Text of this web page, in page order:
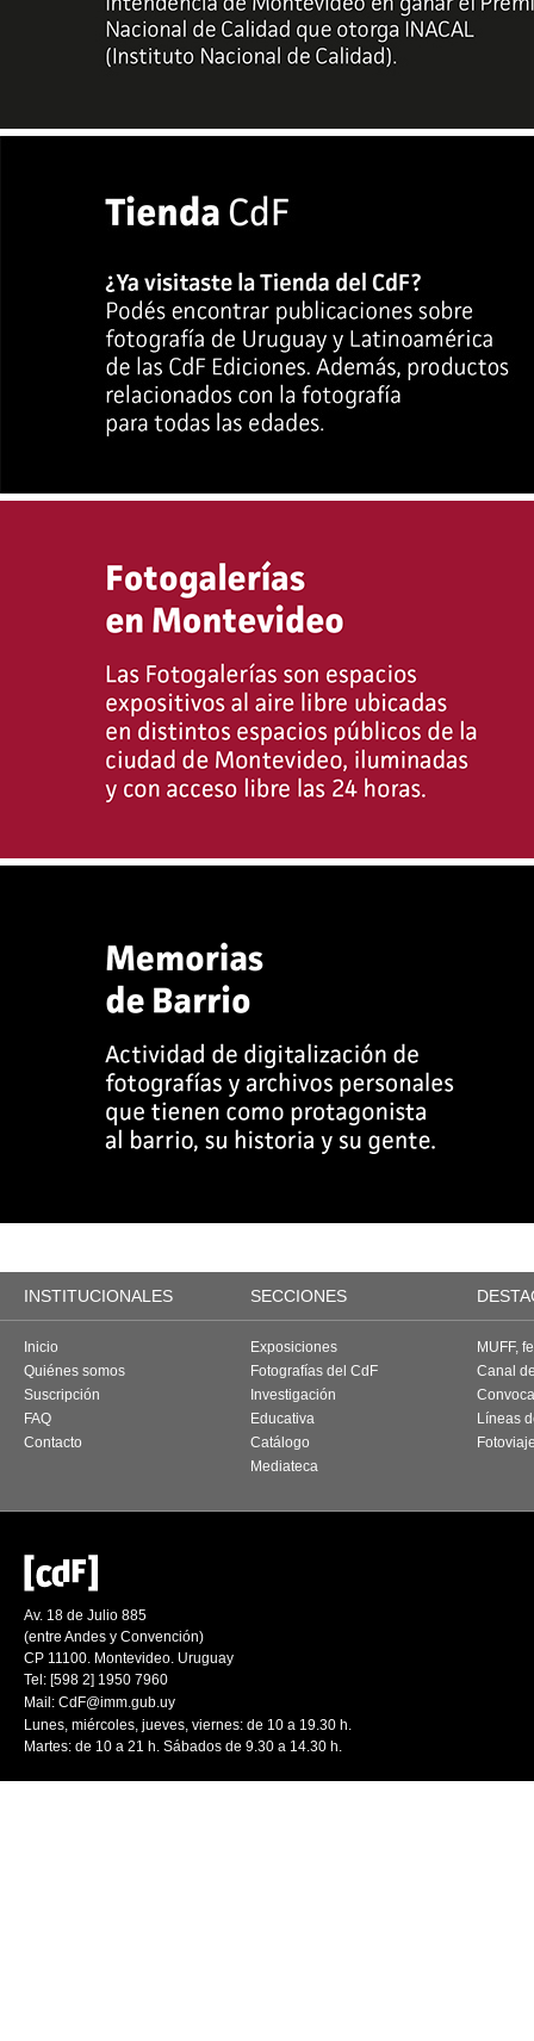
INSTITUCIONALES SECCIONES
Inicio
Quiénes somos
Suscripción
FAQ
Contacto
Exposiciones
Fotografías del CdF
Investigación
Educativa
Catálogo
Mediateca
MUFF,
Canal
Líneas
Av. 18 de Julio 885
(entre Andes y Convención)
CP 11100. Montevideo. Uruguay
Tel: [598 2] 1950 7960
Mail: CdF@imm.gub.uy
Lunes, miércoles, jueves, viernes: de 10 a 19.30 h.
Martes: de 10 a 21 h. Sábados de 9.30 a 14.30 h.